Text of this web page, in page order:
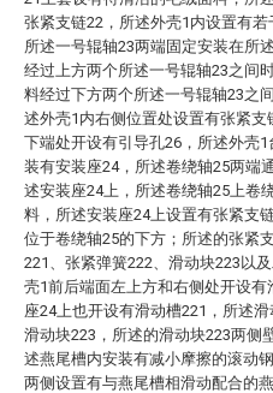
张紧支链22，所述外壳1内设置有若
所述一号辊轴23两端固定安装在所
经过上方两个所述一号辊轴23之间
料经过下方两个所述一号辊轴23之
述外壳1内右侧位置处设置有张紧支
下端处开设有引导孔26，所述外壳
装有安装座24，所述卷绕轴25两端
述安装座24上，所述卷绕轴25上卷
料，所述安装座24上设置有张紧支
位于卷绕轴25的下方；所述的张紧
221、张紧弹簧222、滑动块223以
壳1前后端面左上方和右侧处开设有
座24上也开设有滑动槽221，所述
滑动块223，所述的滑动块223两侧
述燕尾槽内安装有减小摩擦的滚动
两侧设置有与燕尾槽相滑动配合的